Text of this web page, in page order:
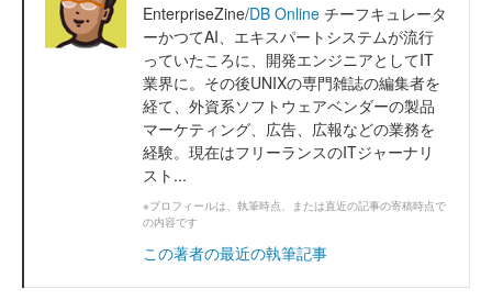
EnterpriseZine/DB Online チーフキュレータ
ーかつてAI、エキスパートシステムが流行
っていたころに、開発エンジニアとしてIT
業界に。その後UNIXの専門雑誌の編集者を
経て、外資系ソフトウェアベンダーの製品
マーケティング、広告、広報などの業務を
経験。現在はフリーランスのITジャーナリ
スト...
※プロフィールは、執筆時点、または直近の記事の寄稿時点で
の内容です
この著者の最近の執筆記事